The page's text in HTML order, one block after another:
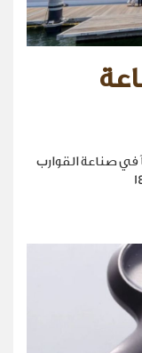
في صناعة القوارب